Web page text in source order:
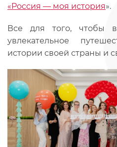
«Россия — моя история».
Все для того, чтобы
увлекательное
истории своей страны и